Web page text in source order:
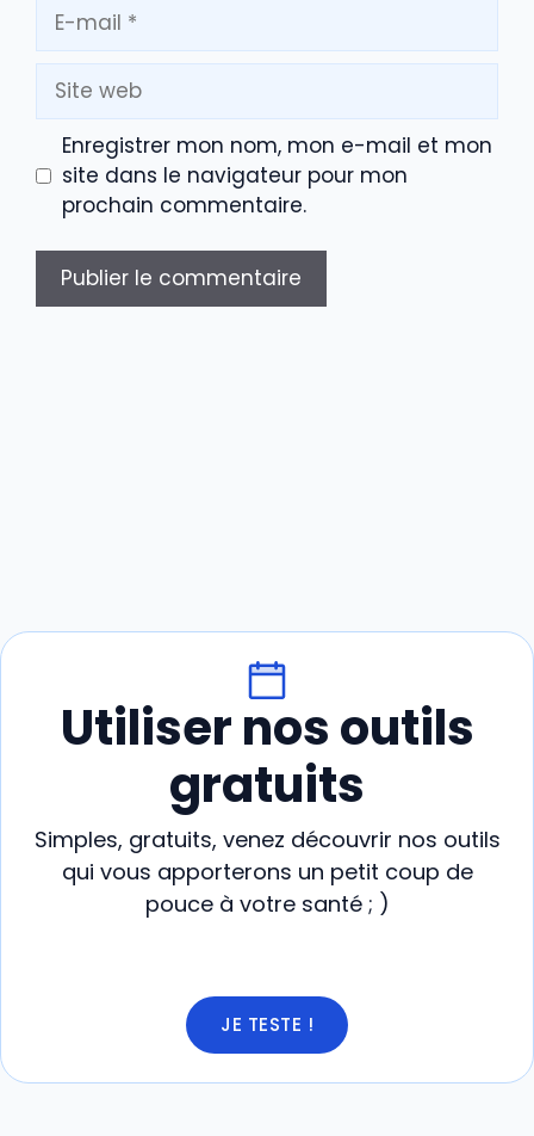
mail
Site
web
Enregistrer mon nom, mon e-mail et mon
site dans le navigateur pour mon
prochain commentaire.
Utiliser nos outils
gratuits
Simples, gratuits, venez découvrir nos outils
qui vous apporterons un petit coup de
pouce à votre santé ; )
JE TESTE !